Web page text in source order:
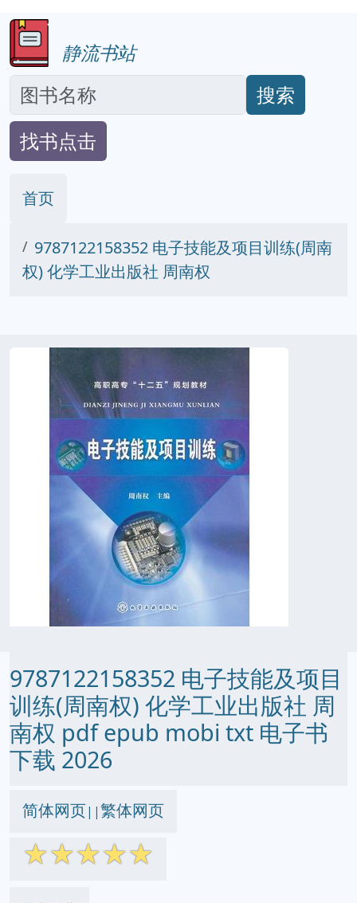
静流书站
搜索
找书点击
首页
9787122158352 电子技能及项目训练(周南
权) 化学工业出版社 周南权
9787122158352 电子技能及项目
训练(周南权) 化学工业出版社 周
南权 pdf epub mobi txt 电子书
下载 2026
简体网页||繁体网页
☆☆☆☆☆